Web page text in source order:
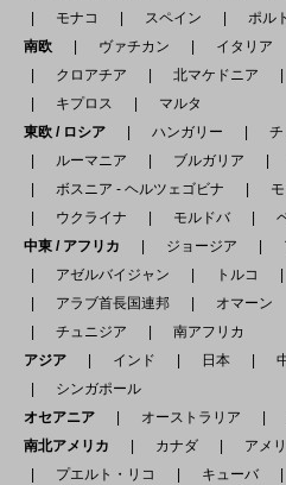
モナコ
スペイン
ポル
南欧
ヴァチカン イタリア
クロアチア
北マケドニア
キプロス
マルタ
東欧 / ロシア
ハンガリー チ
ルーマニア
ブルガリア
ボスニア - ヘルツェゴビナ
モ
ウクライナ
モルドバ
中東 / アフリカ
ジョージア
アゼルバイジャン
トルコ
アラブ首長国連邦
オマーン
チュニジア
南アフリカ
アジア
インド 日本
シンガポール
オセアニア
オーストラリア
南北アメリカ
カナダ アメ
プエルト・リコ
キューバ